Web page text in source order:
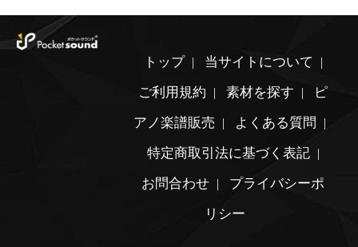
トップ
当サイトについて
ご利用規約
素材を探す
ピ
アノ楽譜販売
よくある質問
特定商取引法に基づく表記
お問合わせ
プライバシーポ
リシー